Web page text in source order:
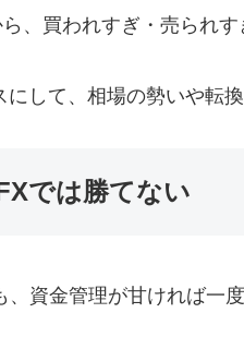
、買われすぎ・売られ
して、相場の勢いや転
では勝てない
、資金管理が甘ければ一